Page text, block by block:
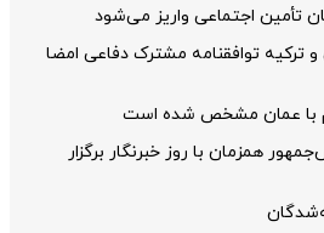
تأمین اجتماعی واریز می‌شود
ترکیه توافقنامه مشترک دفاعی امضا
با عمان مشخص شده است
همزمان با روز خبرنگار برگزار